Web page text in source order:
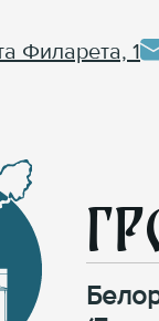
Филарета, 1